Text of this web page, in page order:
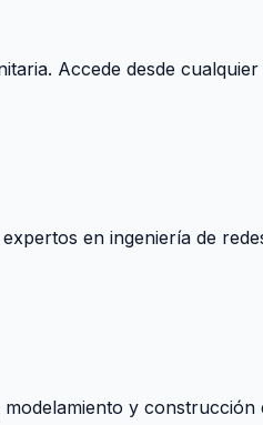
Accede desde
en ingeniería de
y construcción